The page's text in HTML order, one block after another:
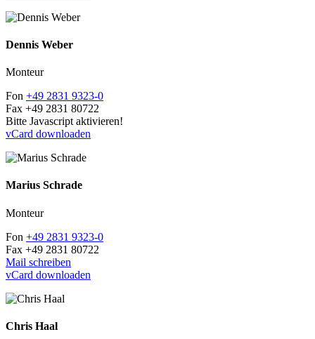
Dennis Weber
Monteur
Fon +49 2831 9323-0
Fax +49 2831 80722
Bitte Javascript aktivieren!
vCard downloaden
Marius Schrade
Monteur
Fon +49 2831 9323-0
Fax +49 2831 80722
Mail schreiben
vCard downloaden
Chris Haal